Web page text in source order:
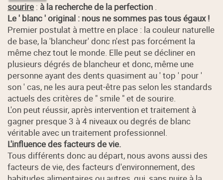
sourire : à la recherche de la perfection .
Le ' blanc ' original : nous ne sommes pas tous égaux !
Premier postulat à mettre en place : la couleur naturelle
de base, la 'blancheur' donc n'est pas forcément la
même chez tout le monde. Elle peut se décliner en
plusieurs dégrés de blancheur et donc, même une
personne ayant des dents quasiment au ' top ' pour '
son ' cas, ne les aura peut-être pas selon les standards
actuels des critères de " smile " et de sourire.
L'on peut réussir, après intervention et traitement à
gagner presque 3 à 4 niveaux ou degrés de blanc
véritable avec un traitement professionnel.
L'influence des facteurs de vie.
Tous différents donc au départ, nous avons aussi des
facteurs de vie, des facteurs d'environnement, des